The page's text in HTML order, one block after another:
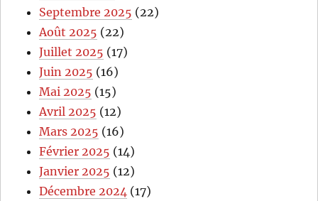
Septembre 2025 (22)
Août 2025 (22)
Juillet 2025 (17)
Juin 2025 (16)
Mai 2025 (15)
Avril 2025 (12)
Mars 2025 (16)
Février 2025 (14)
Janvier 2025 (12)
Décembre 2024 (17)